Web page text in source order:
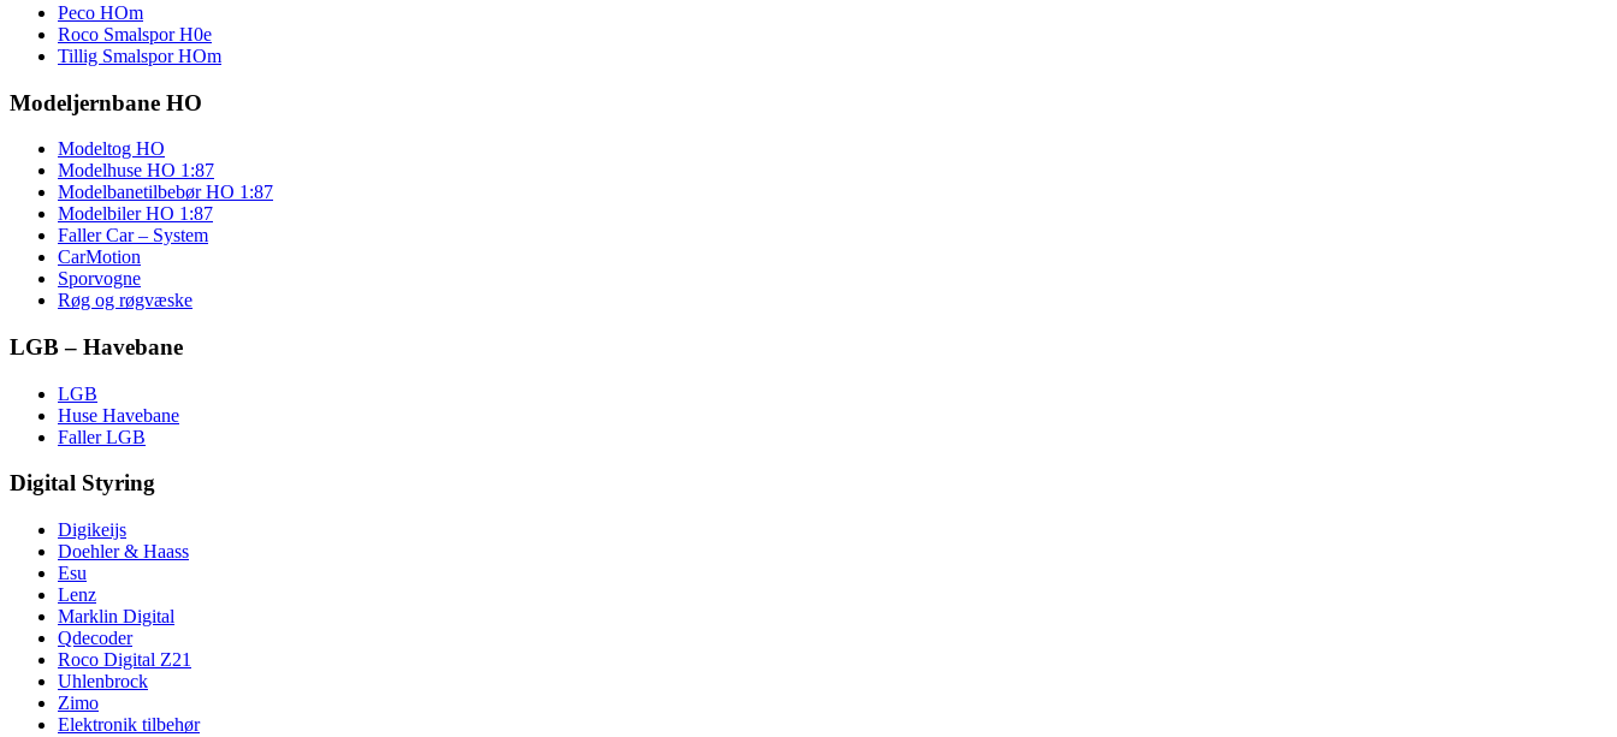
Peco HOm
Roco Smalspor H0e
Tillig Smalspor HOm
Modeljernbane HO
Modeltog HO
Modelhuse HO 1:87
Modelbanetilbebør HO 1:87
Modelbiler HO 1:87
Faller Car – System
CarMotion
Sporvogne
Røg og røgvæske
LGB – Havebane
LGB
Huse Havebane
Faller LGB
Digital Styring
Digikeijs
Doehler & Haass
Esu
Lenz
Marklin Digital
Qdecoder
Roco Digital Z21
Uhlenbrock
Zimo
Elektronik tilbehør